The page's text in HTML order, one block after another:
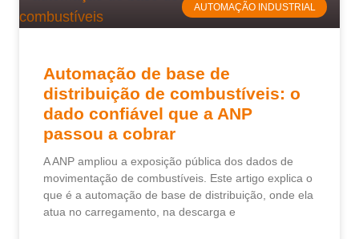
AUTOMAÇÃO INDUSTRIAL
Automação de base de
distribuição de combustíveis: o
dado confiável que a ANP
passou a cobrar
A ANP ampliou a exposição pública dos dados de
movimentação de combustíveis. Este artigo explica o
que é a automação de base de distribuição, onde ela
atua no carregamento, na descarga e